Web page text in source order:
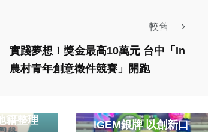
較舊
實踐夢想！獎金最高10萬元 台中「In
農村青年創意徵件競賽」開跑
籍整理
iGEM銀牌 以創新口